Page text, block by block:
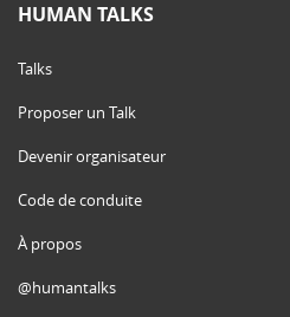
HUMAN TALKS
Talks
Proposer un Talk
Devenir organisateur
Code de conduite
À propos
@humantalks